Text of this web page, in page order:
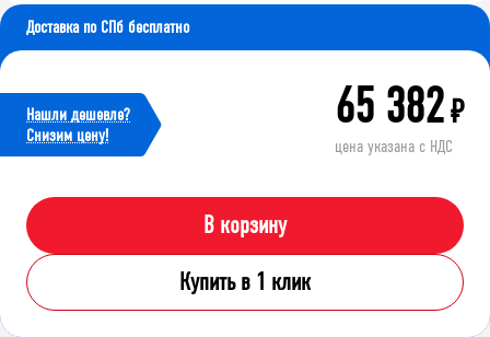
Доставка по СПб бесплатно
Нашли дешевле?
Cнизим цену!
65 382₽
цена указана с НДС
В корзину
Купить в 1 клик